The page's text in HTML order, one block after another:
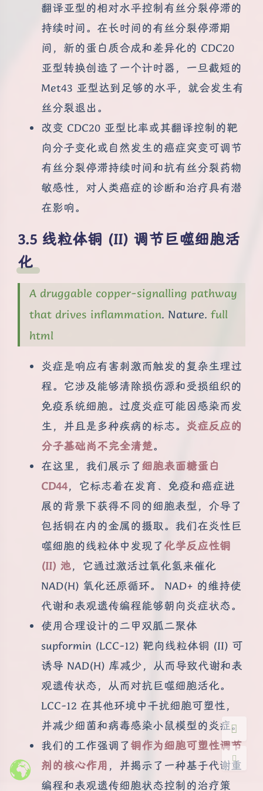
夜间模式
Sans Serif Serif
关闭 日落 暗化 灰度
翻译亚型的相对水平控制有丝分裂停滞的
持续时间。在长时间的有丝分裂停滞期
间，新的蛋白质合成和差异化的 CDC20
亚型转换创造了一个计时器，一旦截短的
Met43 亚型达到足够的水平，就会发生有
丝分裂退出。
改变 CDC20 亚型比率或其翻译控制的靶
向分子变化或自然发生的癌症突变可调节
有丝分裂停滞持续时间和抗有丝分裂药物
敏感性，对人类癌症的诊断和治疗具有潜
在影响。
线粒体铜 (II) 调节巨噬细胞活
化
A druggable copper-signalling pathway
that drives inflammation. Nature. full
html
炎症是响应有害刺激而触发的复杂生理过
程。它涉及能够清除损伤源和受损组织的
免疫系统细胞。过度炎症可能因感染而发
生，并且是多种疾病的标志。 炎症反应的
分子基础尚不完全清楚。
在这里，我们展示了细胞表面糖蛋白
CD44，它标志着在发育、免疫和癌症进
展的背景下获得不同的细胞表型，介导了
包括铜在内的金属的摄取。我们在炎性巨
噬细胞的线粒体中发现了化学反应性铜
(II) 池，它通过激活过氧化氢来催化
NAD(H) 氧化还原循环。 NAD+ 的维持使
代谢和表观遗传编程能够朝向炎症状态。
使用合理设计的二甲双胍二聚体
supformin (LCC-12) 靶向线粒体铜 (II) 可
诱导 NAD(H) 库减少，从而导致代谢和表
观遗传状态，从而对抗巨噬细胞活化。
LCC-12 在其他环境中干扰细胞可塑性，
并减少细菌和病毒感染小鼠模型的炎症。
我们的工作强调了铜作为细胞可塑性调节
剂的核心作用 ，并揭示了一种基于代谢重
编程和表观遗传细胞状态控制的治疗策